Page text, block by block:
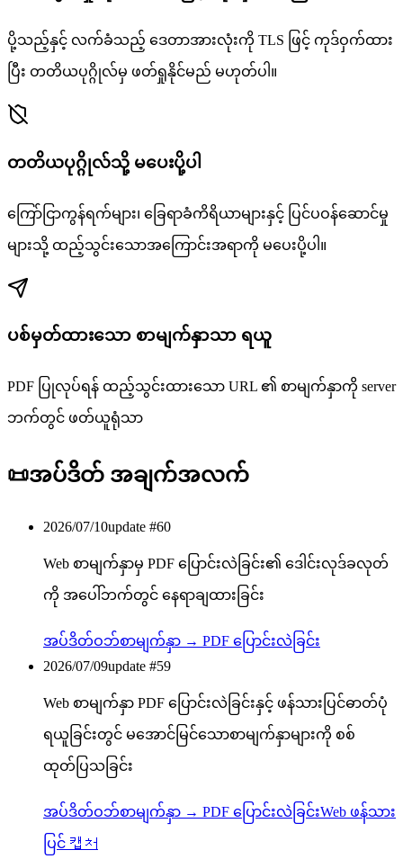
ပို့သည့်နှင့် လက်ခံသည့် ဒေတာအားလုံးကို TLS ဖြင့် ကုဒ်ဝှက်ထား
ပြီး တတိယပုဂ္ဂိုလ်မှ ဖတ်ရှုနိုင်မည် မဟုတ်ပါ။
တတိယပုဂ္ဂိုလ်သို့ မပေးပို့ပါ
ကြော်ငြာကွန်ရက်များ၊ ခြေရာခံကိရိယာများနှင့် ပြင်ပဝန်ဆောင်မှု
များသို့ ထည့်သွင်းသောအကြောင်းအရာကို မပေးပို့ပါ။
ပစ်မှတ်ထားသော စာမျက်နှာသာ ရယူ
PDF ပြုလုပ်ရန် ထည့်သွင်းထားသော URL ၏ စာမျက်နှာကို server
ဘက်တွင် ဖတ်ယူရုံသာ
📜အပ်ဒိတ် အချက်အလက်
2026/07/10update #60
Web စာမျက်နှာမှ PDF ပြောင်းလဲခြင်း၏ ဒေါင်းလုဒ်ခလုတ်
ကို အပေါ်ဘက်တွင် နေရာချထားခြင်း
အပ်ဒိတ်ဝဘ်စာမျက်နှာ → PDF ပြောင်းလဲခြင်း
2026/07/09update #59
Web စာမျက်နှာ PDF ပြောင်းလဲခြင်းနှင့် ဖန်သားပြင်ဓာတ်ပုံ
ရယူခြင်းတွင် မအောင်မြင်သောစာမျက်နှာများကို စစ်
ထုတ်ပြသခြင်း
အပ်ဒိတ်ဝဘ်စာမျက်နှာ → PDF ပြောင်းလဲခြင်းWeb ဖန်သား
ပြင် 캡처